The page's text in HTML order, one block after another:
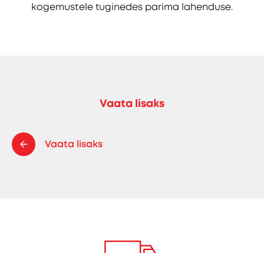
kogemustele tuginedes parima lahenduse.
Vaata lisaks
Vaata lisaks